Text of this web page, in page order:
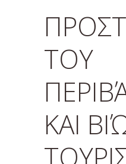
ΤΟΥ
ΚΑΙ